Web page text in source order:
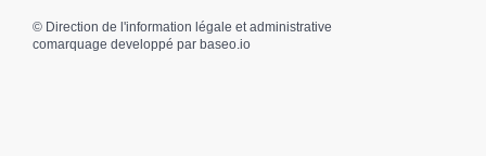
© Direction de l'information légale et administrative
comarquage developpé par baseo.io